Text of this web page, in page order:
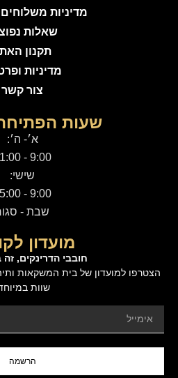
מדיניות
שאלות
תקנון
מדיניות
צור קשר
שעות
א׳- ה׳:
9:00 - 21:00
שישי:
9:00 - 15:00
שבת -
מועדון
חובבי הדרינקים,
הצטרפו למועדון של בית המשקאות
שוות
הרשמה